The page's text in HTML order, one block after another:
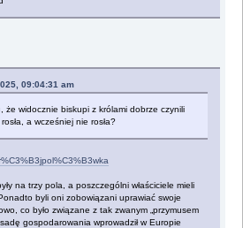
09:04:31 am
że widocznie biskupi z królami dobrze czynili
a wcześniej nie rosła?
na trzy pola, a poszczególni właściciele mieli
byli oni zobowiązani uprawiać swoje
co było związane z tak zwanym „przymusem
gospodarowania wprowadził w Europie